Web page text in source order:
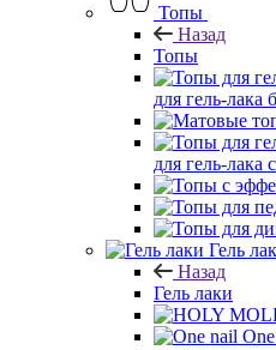
Топы
Назад
Топы
для гель-лака
для гель-лака
Гель
Назад
Гель лаки